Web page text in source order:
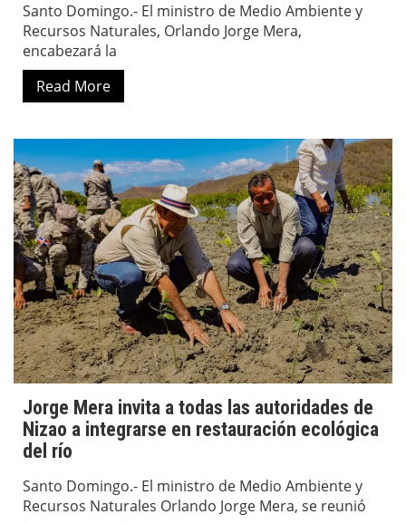
Santo Domingo.- El ministro de Medio Ambiente y
Recursos Naturales, Orlando Jorge Mera,
encabezará la
Read More
Jorge Mera invita a todas las autoridades de
Nizao a integrarse en restauración ecológica
del río
Santo Domingo.- El ministro de Medio Ambiente y
Recursos Naturales Orlando Jorge Mera, se reunió